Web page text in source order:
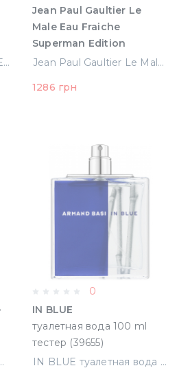
JIMMY CHOO URBAN HERO парфюмированная вода (3386460109437)
Jean Paul Gaultier Le
Male Eau Fraiche
Superman Edition
Туалетная вода 75 ml
Jean Paul Gaultier Le Male Eau Fraiche Superman Edition Туалетная вода 75 ml Тестер (8435415014250)
1286 грн
90 ml Тестер
0
IN BLUE
туалетная вода 100 ml
тестер (39655)
IN BLUE туалетная вода 100 ml тестер (39655)